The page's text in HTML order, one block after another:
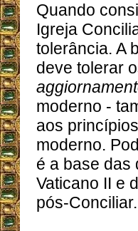
Quando
Igreja
tolerância. A
deve tolerar
moderno -
aos
moderno.
é a base das
Vaticano II e
pós-Conciliar.